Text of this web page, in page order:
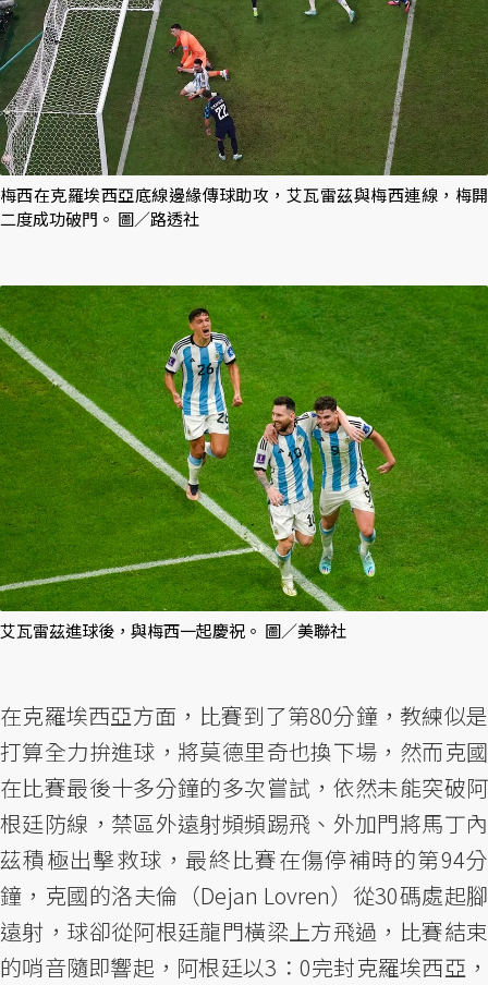
梅西在克羅埃西亞底線邊緣傳球助攻，艾瓦雷茲與梅西連線，梅開
二度成功破門。 圖／路透社
艾瓦雷茲進球後，與梅西一起慶祝。 圖／美聯社
在克羅埃西亞方面，比賽到了第80分鐘，教練似是
打算全力拚進球，將莫德里奇也換下場，然而克國
在比賽最後十多分鐘的多次嘗試，依然未能突破阿
根廷防線，禁區外遠射頻頻踢飛、外加門將馬丁內
茲積極出擊救球，最終比賽在傷停補時的第94分
鐘，克國的洛夫倫（Dejan Lovren）從30碼處起腳
遠射，球卻從阿根廷龍門橫梁上方飛過，比賽結束
的哨音隨即響起，阿根廷以3：0完封克羅埃西亞，